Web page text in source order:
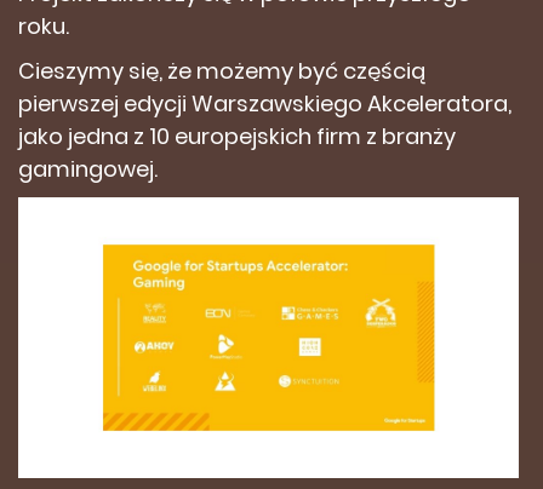
roku.
Cieszymy się, że możemy być częścią
pierwszej edycji Warszawskiego Akceleratora,
jako jedna z 10 europejskich firm z branży
gamingowej.